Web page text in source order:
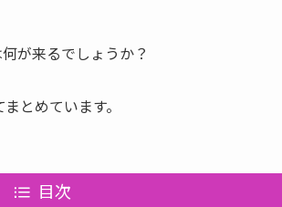
が来るでしょうか？
とめています。
目次